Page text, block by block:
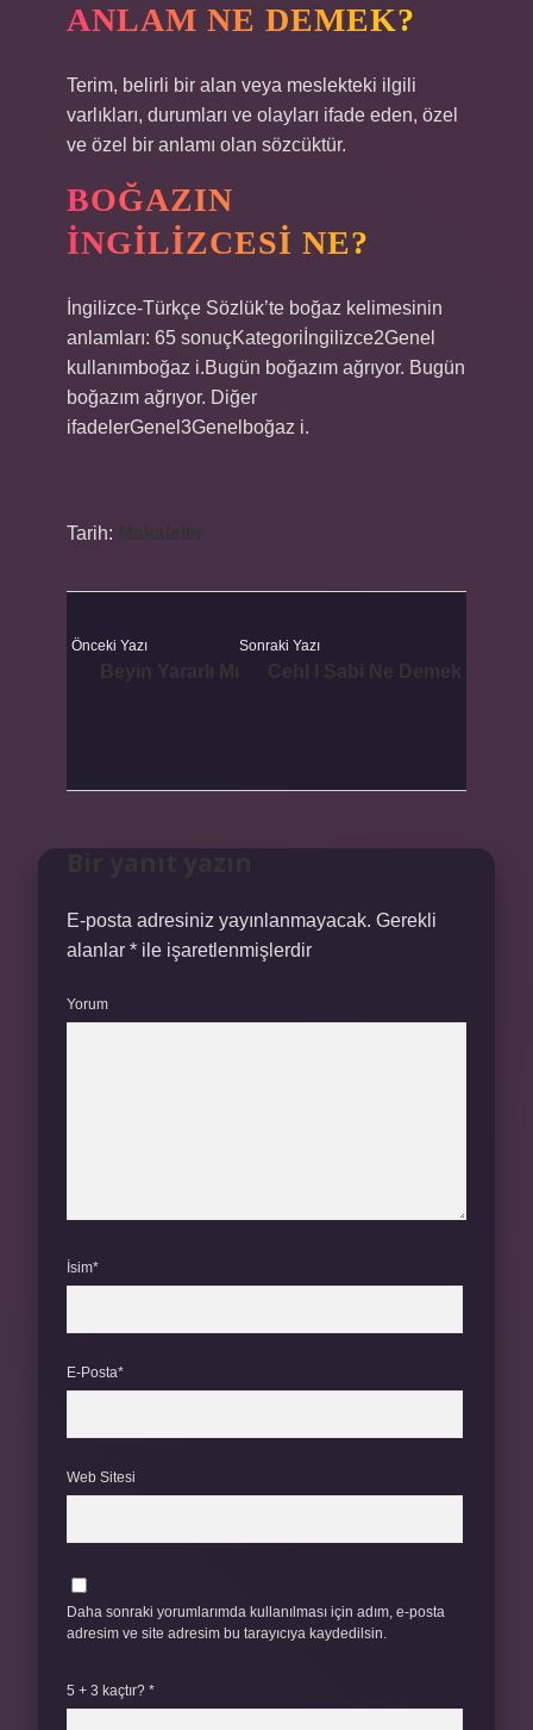
ANLAM NE DEMEK?
Terim, belirli bir alan veya meslekteki ilgili
varlıkları, durumları ve olayları ifade eden, özel
ve özel bir anlamı olan sözcüktür.
BOĞAZIN
İNGILIZCESI NE?
İngilizce-Türkçe Sözlük’te boğaz kelimesinin
anlamları: 65 sonuçKategoriİngilizce2Genel
kullanımboğaz i.Bugün boğazım ağrıyor. Bugün
boğazım ağrıyor. Diğer
ifadelerGenel3Genelboğaz i.
Tarih:
Önceki Yazı Sonraki Yazı
E-posta adresiniz yayınlanmayacak. Gerekli
alanlar * ile işaretlenmişlerdir
Yorum
İsim*
E-Posta*
Web Sitesi
Daha sonraki yorumlarımda kullanılması için adım, e-posta
adresim ve site adresim bu tarayıcıya kaydedilsin.
5 + 3 kaçtır? *